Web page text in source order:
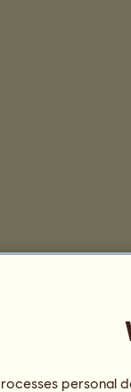
personal